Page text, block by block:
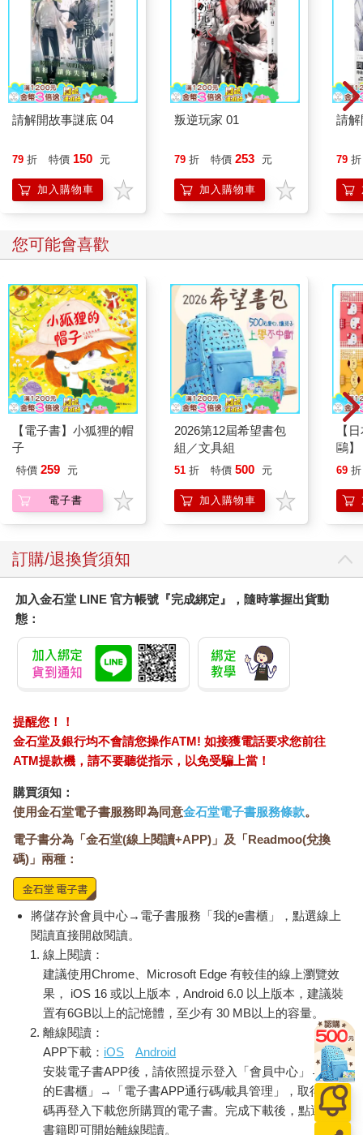
請解開故事謎底 04
79 折 特價 150 元
加入購物車
叛逆玩家 01
79 折 特價 253 元
加入購物車
請解
79 折
您可能會喜歡
【電子書】小狐狸的帽
子
特價 259 元
電子書
2026第12屆希望書包
組／文具組
51 折 特價 500 元
加入購物車
【
鷗
(8款
企鵝
69 折
訂購/退換貨須知
加入金石堂 LINE 官方帳號『完成綁定』，隨時掌握出貨動
態：
提醒您！！
金石堂及銀行均不會請您操作ATM! 如接獲電話要求您前往
ATM提款機，請不要聽從指示，以免受騙上當！
購買須知：
使用金石堂電子書服務即為同意金石堂電子書服務條款。
電子書分為「金石堂(線上閱讀+APP)」及「Readmoo(兌換
碼)」兩種：
將儲存於會員中心→電子書服務「我的e書櫃」，點選線上
閱讀直接開啟閱讀。
線上閱讀：
建議使用Chrome、Microsoft Edge 有較佳的線上瀏覽效
果， iOS 16 或以上版本，Android 6.0 以上版本，建議裝
置有6GB以上的記憶體，至少有 30 MB以上的容量。
離線閱讀：
APP下載： iOS
Android
安裝電子書APP後，請依照提示登入「會員中心」→「我
的E書櫃」→「電子書APP通行碼/載具管理」，取得通行
碼再登入下載您所購買的電子書。完成下載後，點選任一
書籍即可開始離線閱讀。